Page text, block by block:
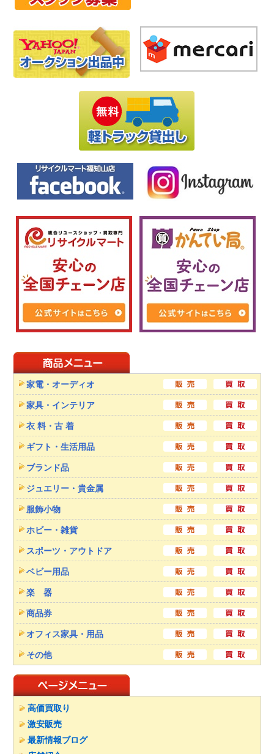
家電・オーディオ
家具・インテリア
衣 料・古 着
ギフト・生活用品
ブランド品
ジュエリー・貴金属
服飾小物
ホビー・雑貨
スポーツ・アウトドア
ベビー用品
楽 器
商品券
オフィス家具・用品
その他
高価買取り
激安販売
最新情報ブログ